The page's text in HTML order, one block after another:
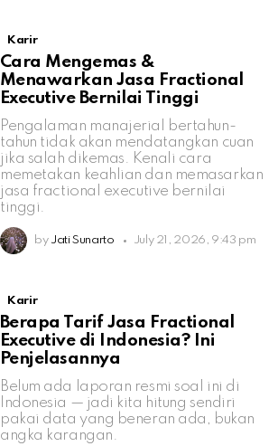
Karir
Cara Mengemas &
Menawarkan Jasa Fractional
Executive Bernilai Tinggi
Pengalaman manajerial bertahun-
tahun tidak akan mendatangkan cuan
jika salah dikemas. Kenali cara
memetakan keahlian dan memasarkan
jasa fractional executive bernilai
tinggi.
by Jati Sunarto July 21, 2026, 9:43 pm
Karir
Berapa Tarif Jasa Fractional
Executive di Indonesia? Ini
Penjelasannya
Belum ada laporan resmi soal ini di
Indonesia — jadi kita hitung sendiri
pakai data yang beneran ada, bukan
angka karangan.